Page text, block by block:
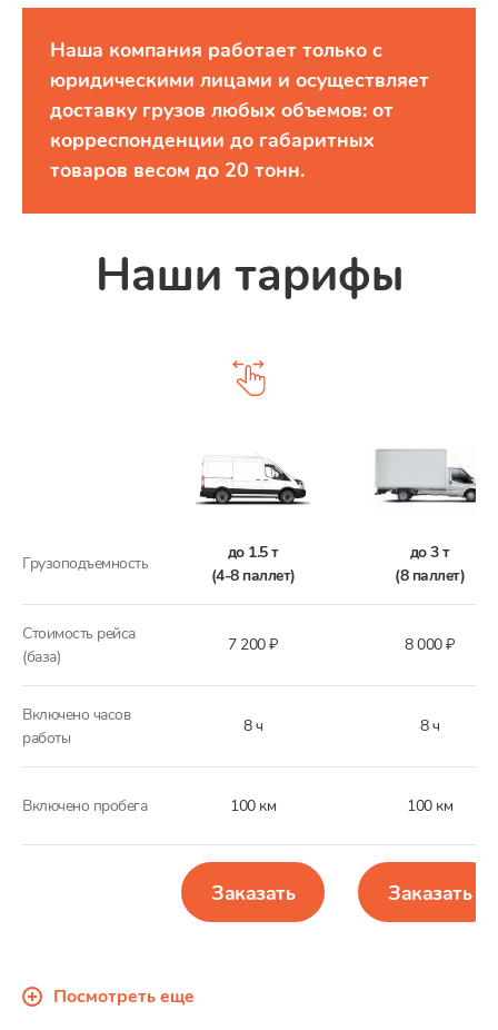
Наша компания работает только с
юридическими лицами и осуществляет
доставку грузов любых объемов: от
корреспонденции до габаритных
товаров весом до 20 тонн.
Наши тарифы
Грузоподъемность
до 1.5 т
(4-8 паллет)
до 3 т
(8 паллет)
Стоимость рейса
(база)
7 200 ₽ 8 000 ₽
Включено часов
работы
8 ч 8 ч
Включено пробега 100 км 100 км
Заказать Заказать
Посмотреть еще